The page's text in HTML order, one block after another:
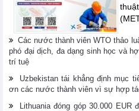
Các nước thành viên WTO thảo
phó đại dịch, đa dạng sinh học và
trí tuệ
Uzbekistan tái khẳng định mục
ơn các nước thành viên vì sự hợp
Lithuania đóng góp 30.000